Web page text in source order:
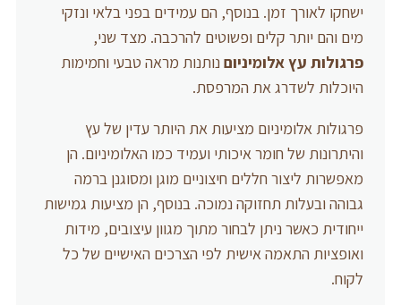
ישחקו לאורך זמן. בנוסף, הם עמידים בפני בלאי ונזקי
מים והם יותר קלים ופשוטים להרכבה. מצד שני,
פרגולות עץ אלומיניוםנותנות מראה טבעי וחמימות
היוכלות לשדרג את המרפסת.
פרגולות אלומיניום מציעות את היותר עדין של עץ
והיתרונות של חומר איכותי ועמיד כמו האלומיניום. הן
מאפשרות ליצור חללים חיצוניים מוגן ומסוגנן ברמה
גבוהה ובעלות תחזוקה נמוכה. בנוסף, הן מציעות גמישות
ייחודית כאשר ניתן לבחור מתוך מגוון עיצובים, מידות
ואופציות התאמה אישית לפי הצרכים האישיים של כל
לקוח.